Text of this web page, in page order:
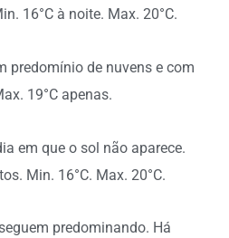
16°C à noite. Max. 20°C.
predomínio de nuvens e com
19°C apenas.
em que o sol não aparece.
Min. 16°C. Max. 20°C.
predominando. Há